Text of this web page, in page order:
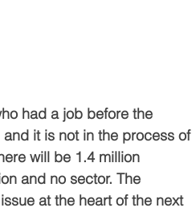
had a job before the
it is not in the process of
will be 1.4 million
and no sector. The
at the heart of the next